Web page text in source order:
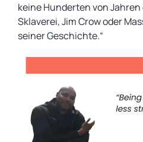
keine Hunderten von
Sklaverei, Jim Crow oder
seiner Geschichte.“